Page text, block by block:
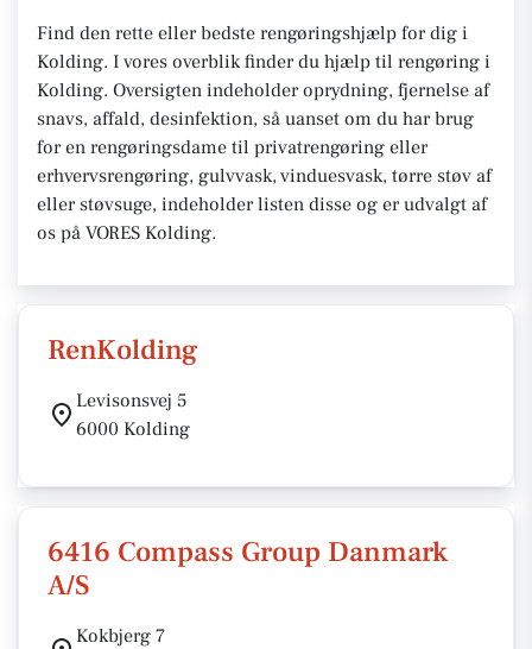
Find den rette eller bedste rengøringshjælp for dig i
Kolding. I vores overblik finder du hjælp til rengøring i
Kolding. Oversigten indeholder oprydning, fjernelse af
snavs, affald, desinfektion, så uanset om du har brug
for en rengøringsdame til privatrengøring eller
erhvervsrengøring, gulvvask, vinduesvask, tørre støv af
eller støvsuge, indeholder listen disse og er udvalgt af
os på VORES Kolding.
RenKolding
Levisonsvej 5
6000 Kolding
6416 Compass Group Danmark
A/S
Kokbjerg 7